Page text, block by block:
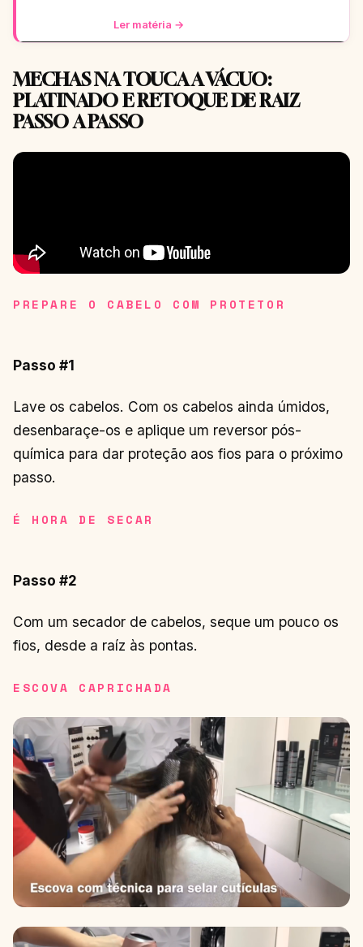
Vem ver como ele
Ler matéria →
MECHAS NA TOUCA A VÁCUO:
PLATINADO E RETOQUE DE RAIZ
PASSO A PASSO
PREPARE O CABELO COM PROTETOR
Passo #1
Lave os cabelos. Com os cabelos ainda úmidos,
desenbaraçe-os e aplique um reversor pós-
química para dar proteção aos fios para o próximo
passo.
É HORA DE SECAR
Passo #2
Com um secador de cabelos, seque um pouco os
fios, desde a raíz às pontas.
ESCOVA CAPRICHADA